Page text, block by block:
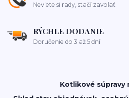
Neviete si rady, stačí zavolať
RÝCHLE DODANIE
Doručenie do 3 až 5 dní
Kotlikové súpravy